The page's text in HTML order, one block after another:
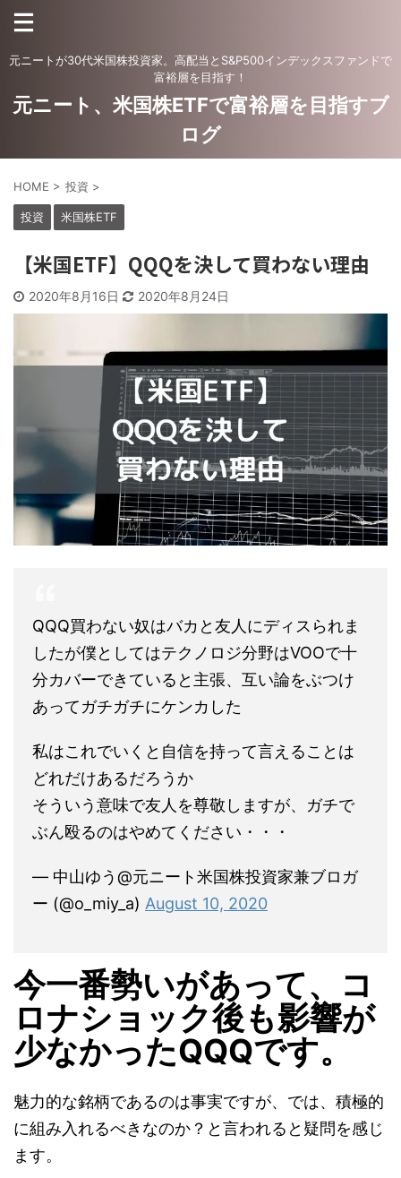
元ニートが30代米国株投資家。高配当とS&P500インデックスファンドで
富裕層を目指す！
元ニート、米国株ETFで富裕層を目指すブ
ログ
HOME > 投資 >
投資 米国株ETF
【米国ETF】QQQを決して買わない理由
2020年8月16日 2020年8月24日
QQQ買わない奴はバカと友人にディスられま
したが僕としてはテクノロジ分野はVOOで十
分カバーできていると主張、互い論をぶつけ
あってガチガチにケンカした
私はこれでいくと自信を持って言えることは
どれだけあるだろうか
そういう意味で友人を尊敬しますが、ガチで
ぶん殴るのはやめてください・・・
— 中山ゆう@元ニート米国株投資家兼ブロガ
ー (@o_miy_a) August 10, 2020
今一番勢いがあって、コ
ロナショック後も影響が
少なかったQQQです。
魅力的な銘柄であるのは事実ですが、では、積極的
に組み入れるべきなのか？と言われると疑問を感じ
ます。